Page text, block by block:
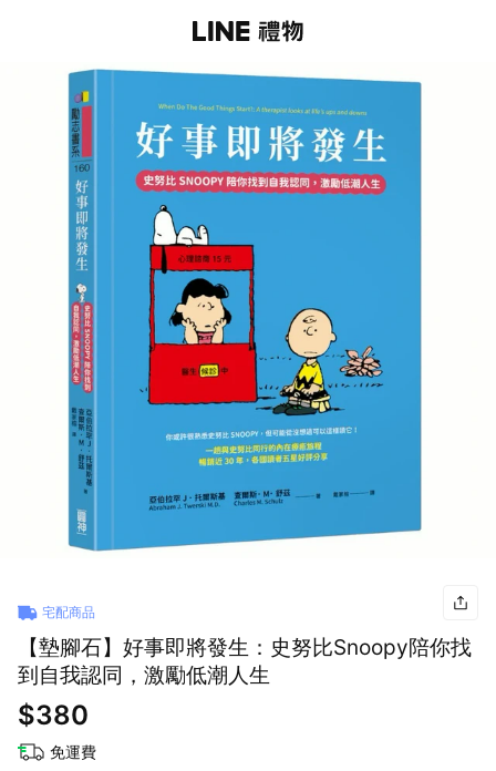
宅配商品
【墊腳石】好事即將發生：史努比Snoopy陪你找
到自我認同，激勵低潮人生
$380
免運費